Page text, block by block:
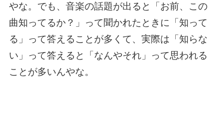
やな。でも、音楽の話題が出ると「お前、この
曲知ってるか？」って聞かれたときに「知って
る」って答えることが多くて、実際は「知らな
い」って答えると「なんやそれ」って思われる
ことが多いんやな。